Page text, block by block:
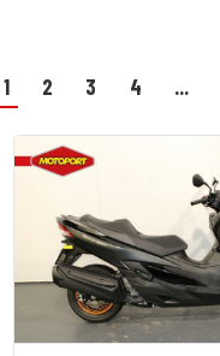
1 2 3 4 ...